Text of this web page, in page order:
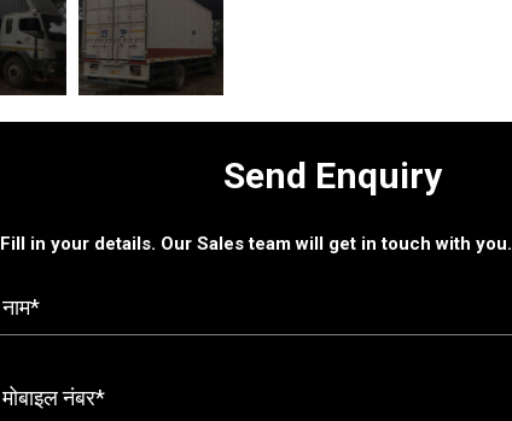
Send Enquiry
Fill in your details. Our Sales team will get in touch with you.